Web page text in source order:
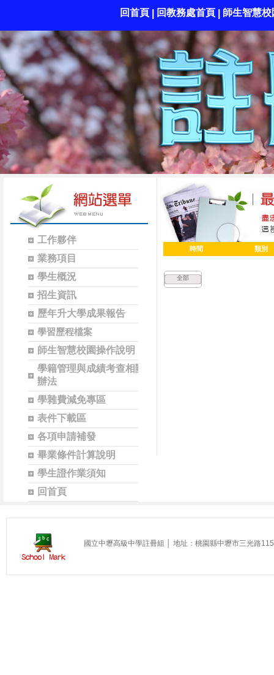
回首頁| 回教務處首頁| 師生智慧
工作夥伴
業務項目
學生概況
招生資訊
歷年升大學成果報告
學習歷程檔案
師生智慧校園操作說明
學籍管理與成績考查相關
辦法
學雜費減免專區
表件下載區
各項申請補發
畢業條件計算說明
學生證作業須知
回首頁
時間 類別
全部
國立中壢高級中學註冊組 │ 地址：桃園縣中壢市三光路